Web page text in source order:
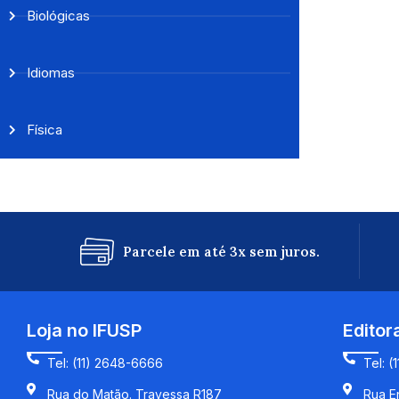
Biológicas
Idiomas
Física
Parcele em até 3x sem juros.
Loja no IFUSP
Tel: (11) 2648-6666
Rua do Matão. Travessa R187
Tel:
Rua